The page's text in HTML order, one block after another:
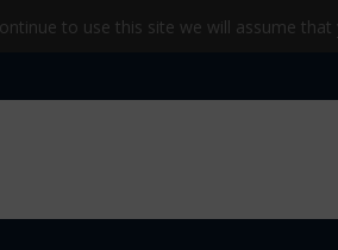
to use this site we will assume